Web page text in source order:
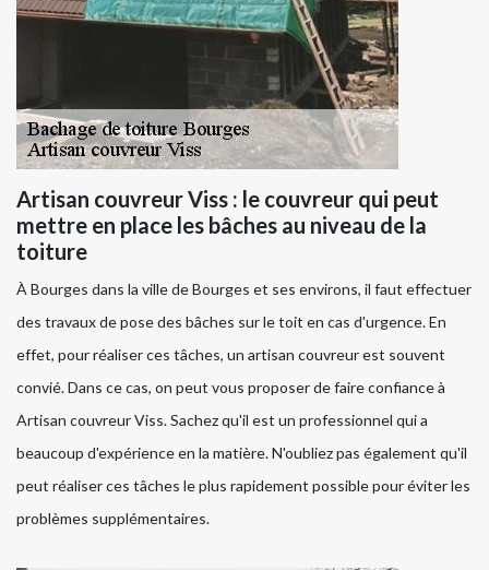
Artisan couvreur Viss : le couvreur qui peut
mettre en place les bâches au niveau de la
toiture
À Bourges dans la ville de Bourges et ses environs, il faut effectuer
des travaux de pose des bâches sur le toit en cas d'urgence. En
effet, pour réaliser ces tâches, un artisan couvreur est souvent
convié. Dans ce cas, on peut vous proposer de faire confiance à
Artisan couvreur Viss. Sachez qu'il est un professionnel qui a
beaucoup d'expérience en la matière. N'oubliez pas également qu'il
peut réaliser ces tâches le plus rapidement possible pour éviter les
problèmes supplémentaires.